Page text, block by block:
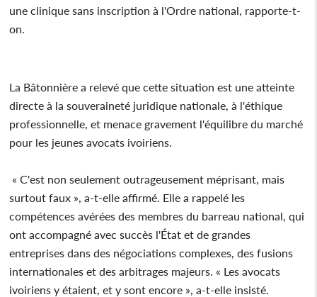
une clinique sans inscription à l'Ordre national, rapporte-t-
on.
La Bâtonnière a relevé que cette situation est une atteinte
directe à la souveraineté juridique nationale, à l'éthique
professionnelle, et menace gravement l'équilibre du marché
pour les jeunes avocats ivoiriens.
« C'est non seulement outrageusement méprisant, mais
surtout faux », a-t-elle affirmé. Elle a rappelé les
compétences avérées des membres du barreau national, qui
ont accompagné avec succès l'État et de grandes
entreprises dans des négociations complexes, des fusions
internationales et des arbitrages majeurs. « Les avocats
ivoiriens y étaient, et y sont encore », a-t-elle insisté.